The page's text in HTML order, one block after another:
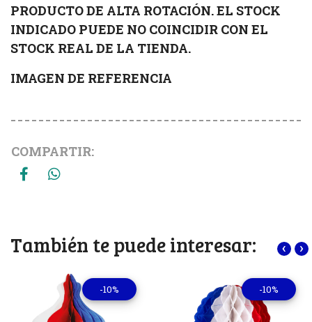
PRODUCTO DE ALTA ROTACIÓN. EL STOCK
INDICADO PUEDE NO COINCIDIR CON EL
STOCK REAL DE LA TIENDA.
IMAGEN DE REFERENCIA
COMPARTIR:
También te puede interesar:
-10% -10%
‹ ›